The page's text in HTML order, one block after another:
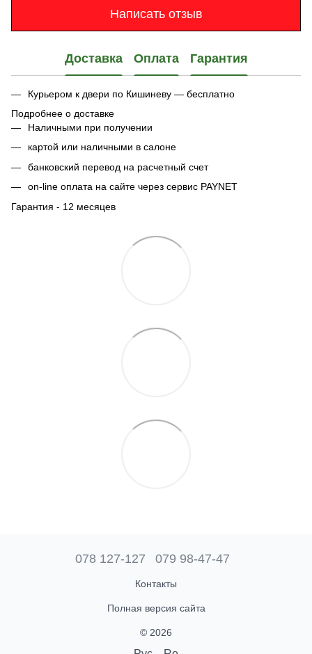
Написать отзыв
Доставка Оплата Гарантия
Курьером к двери по Кишиневу — бесплатно
Подробнее о доставке
Наличными при получении
картой или наличными в салоне
банковский перевод на расчетный счет
on-line оплата на сайте через сервис PAYNET
Гарантия - 12 месяцев
078 127-127 079 98-47-47
Контакты
Полная версия сайта
© 2026